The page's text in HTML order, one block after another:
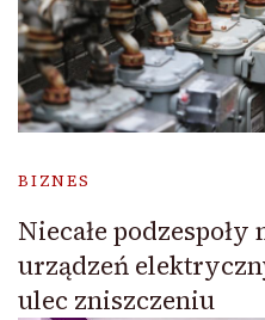
BIZNES
Niecałe podzespoły
urządzeń
ulec zniszczeniu